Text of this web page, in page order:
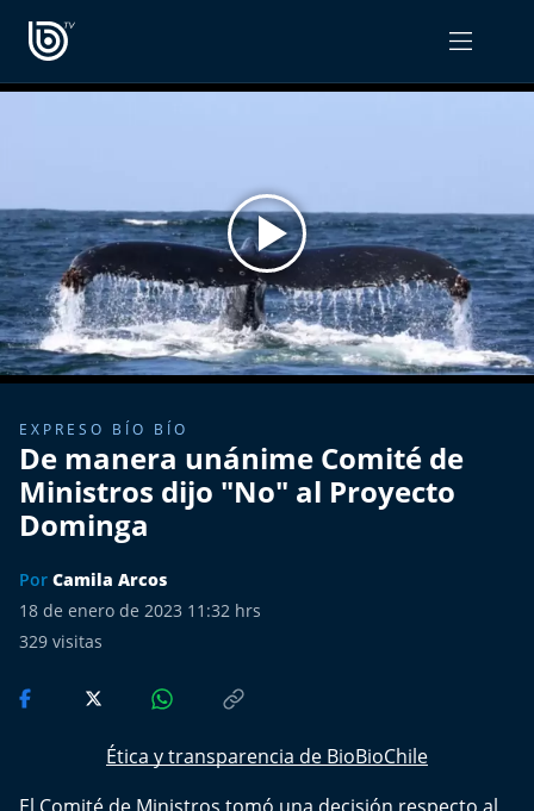
Expreso Bío Bío
Podría Ser Peor
La Entrevista de Tomás Mosciatti
Entrevistas BioBioTV
Comentarios de Tomás Mosciatti
Más de Ti Podcast
Realizadores
PODCAST RADIOGRAMA
EXPRESO BÍO BÍO
De manera unánime Comité de
Ministros dijo "No" al Proyecto
Dominga
Por Camila Arcos
18 de enero de 2023 11:32 hrs
329 visitas
Ética y transparencia de BioBioChile